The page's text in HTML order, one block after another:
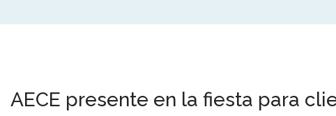
AECE presente en la fiesta para